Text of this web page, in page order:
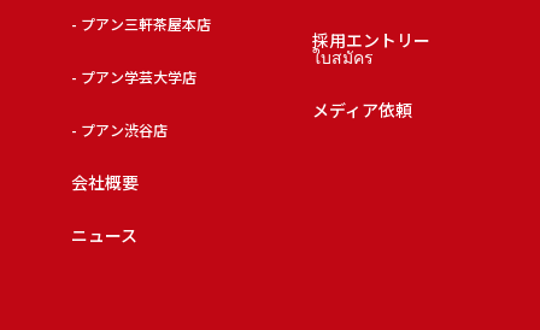
- プアン三軒茶屋本店
- プアン学芸大学店
- プアン渋谷店
会社概要
ニュース
採用エントリー
ใบสมัคร
メディア依頼